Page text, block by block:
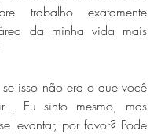
trabalho exatamente
da minha vida mais
se isso não era o que você
Eu sinto mesmo, mas
levantar, por favor? Pode